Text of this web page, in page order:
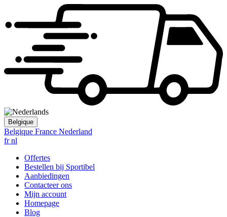
Belgique
Belgique France Nederland
fr nl
Offertes
Bestellen bij Sportibel
Aanbiedingen
Contacteer ons
Mijn account
Homepage
Blog